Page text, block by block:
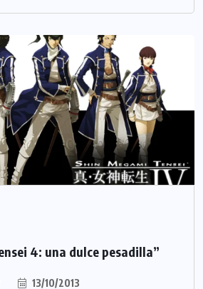
4: una dulce pesadilla”
13/10/2013